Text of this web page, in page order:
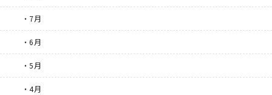
・7月
・6月
・5月
・4月